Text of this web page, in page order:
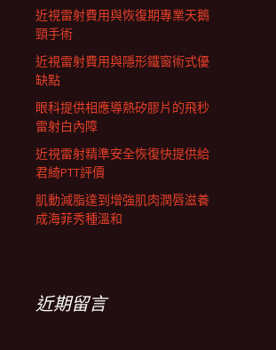
近視雷射費用與恢復期專業天鵝
頸手術
近視雷射費用與隱形鐵窗術式優
缺點
眼科提供相應導熱矽膠片的飛秒
雷射白內障
近視雷射精準安全恢復快提供給
君綺PTT評價
肌動減脂達到增強肌肉潤唇滋養
成海菲秀種溫和
近期留言